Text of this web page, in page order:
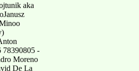
aka
-
Moreno
De La